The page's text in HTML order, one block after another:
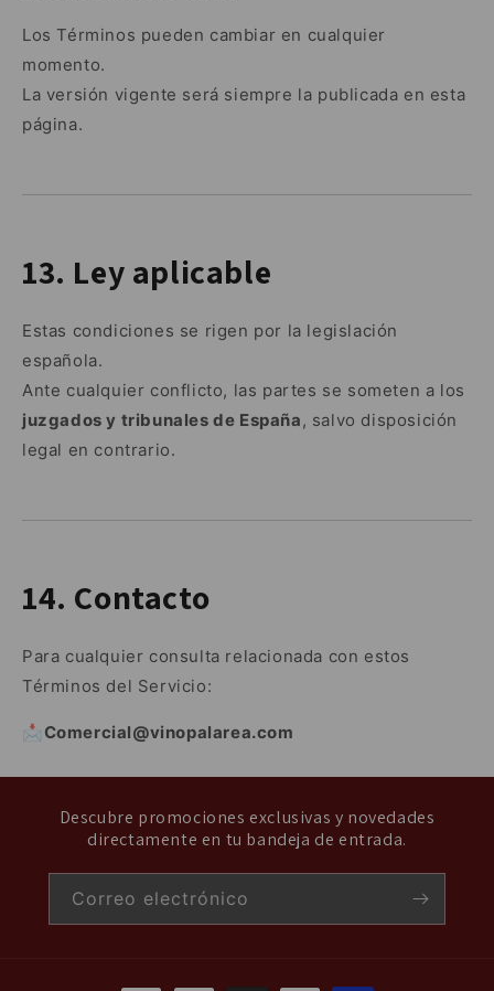
Los Términos pueden cambiar en cualquier
momento.
La versión vigente será siempre la publicada en esta
página.
13. Ley aplicable
Estas condiciones se rigen por la legislación
española.
Ante cualquier conflicto, las partes se someten a los
juzgados y tribunales de España, salvo disposición
legal en contrario.
14. Contacto
Para cualquier consulta relacionada con estos
Términos del Servicio:
📩 Comercial@vinopalarea.com
Descubre promociones exclusivas y novedades
directamente en tu bandeja de entrada.
Correo electrónico